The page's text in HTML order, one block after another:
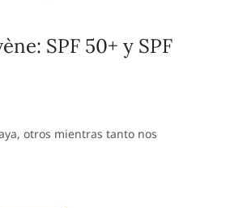
SPF 50+ y SPF
otros mientras tanto nos